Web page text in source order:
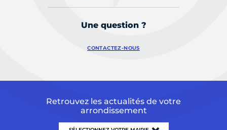
Une question ?
CONTACTEZ-NOUS
Retrouvez les actualités de votre
arrondissement